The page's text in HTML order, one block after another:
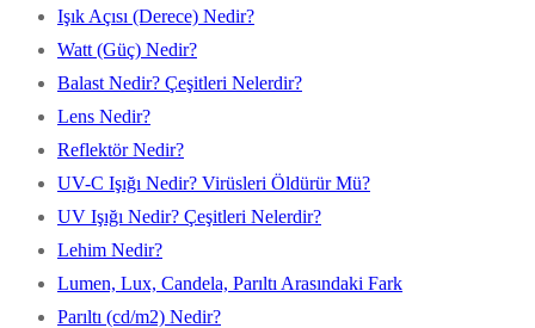
Işık Açısı (Derece) Nedir?
Watt (Güç) Nedir?
Balast Nedir? Çeşitleri Nelerdir?
Lens Nedir?
Reflektör Nedir?
UV-C Işığı Nedir? Virüsleri Öldürür Mü?
UV Işığı Nedir? Çeşitleri Nelerdir?
Lehim Nedir?
Lumen, Lux, Candela, Parıltı Arasındaki Fark
Parıltı (cd/m2) Nedir?